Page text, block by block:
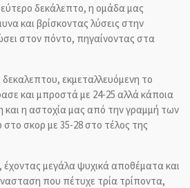
δεκάλεπτο, η ομάδα μας
και βρίσκοντας λύσεις στην
στον πόντο, πηγαίνοντας στα
δεκαλεπτου, εκμεταλλευόμενη το
και μπροστά με 24-25 αλλά κάποια
και η αστοχία μας από την γραμμή των
σκορ με 35-28 στο τέλος της
μεγάλα ψυχικά αποθέματα και
που πέτυχε τρία τρίποντα,